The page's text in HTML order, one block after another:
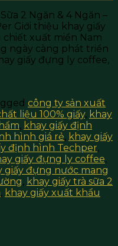
2 Ngăn & 4 Ngăn –
Giới thiệu khay giấy
xuất miền Nam
ngày càng phát triển
giấy đựng ly coffee,
công ty sản xuất
liệu 100% giấy, khay
, khay giấy định
hình giá rẻ, khay giấy
định hình Techper,
giấy đựng ly coffee,
giấy đựng nước mang
, khay giấy trà sữa 2
, khay giấy xuất khẩu